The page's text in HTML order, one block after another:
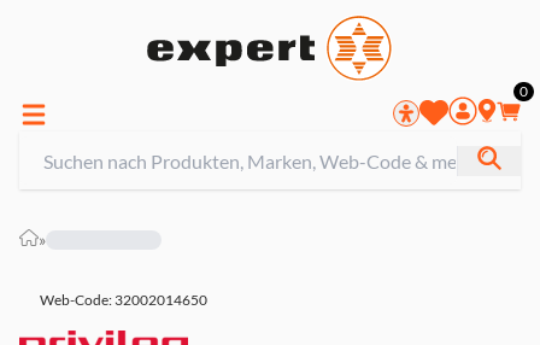
0
»
Web-Code: 32002014650